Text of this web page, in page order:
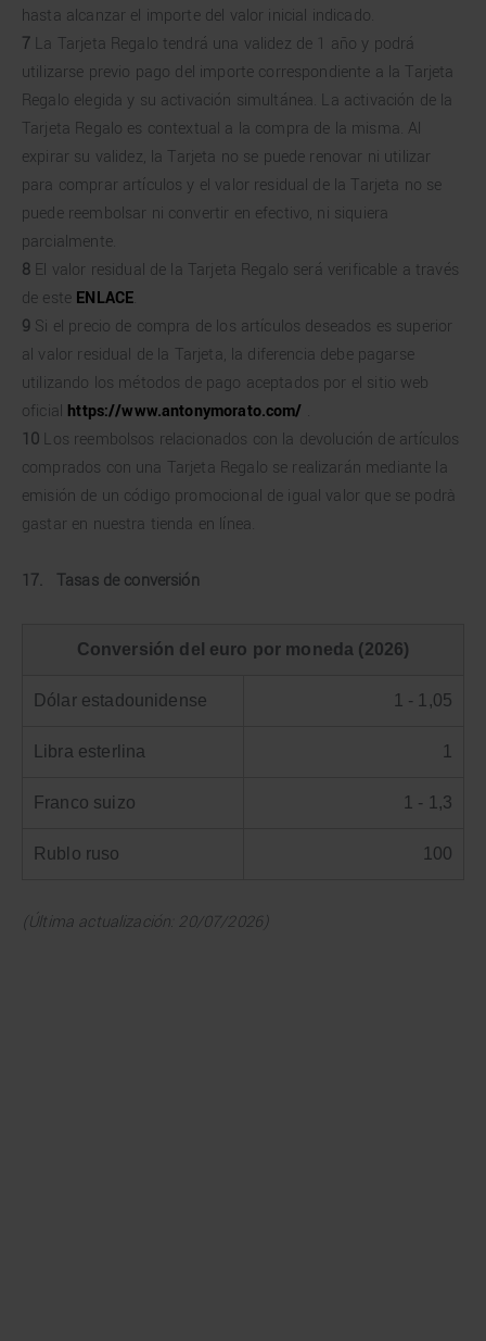
hasta alcanzar el importe del valor inicial indicado.
7 La Tarjeta Regalo tendrá una validez de 1 año y podrá
utilizarse previo pago del importe correspondiente a la Tarjeta
Regalo elegida y su activación simultánea. La activación de la
Tarjeta Regalo es contextual a la compra de la misma. Al
expirar su validez, la Tarjeta no se puede renovar ni utilizar
para comprar artículos y el valor residual de la Tarjeta no se
puede reembolsar ni convertir en efectivo, ni siquiera
parcialmente.
8 El valor residual de la Tarjeta Regalo será verificable a través
de este ENLACE
9 Si el precio de compra de los artículos deseados es superior
al valor residual de la Tarjeta, la diferencia debe pagarse
utilizando los métodos de pago aceptados por el sitio web
oficial https://www.antonymorato.com/
10 Los reembolsos relacionados con la devolución de artículos
comprados con una Tarjeta Regalo se realizarán mediante la
emisión de un código promocional de igual valor que se podrà
gastar en nuestra tienda en línea.
17. Tasas de conversión
Conversión del euro por moneda (2026)
Dólar estadounidense 1 - 1,05
Libra esterlina 1
Franco suizo 1 - 1,3
Rublo ruso 100
(Última actualización: 20/07/2026)